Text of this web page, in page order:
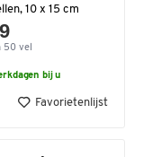
10 x 15 cm
50 vel
bij u
Favorietenlijst